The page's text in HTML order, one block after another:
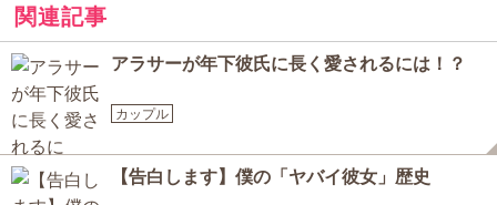
関連記事
アラサーが年下彼氏に長く愛されるには！？
カップル
【告白します】僕の「ヤバイ彼女」歴史